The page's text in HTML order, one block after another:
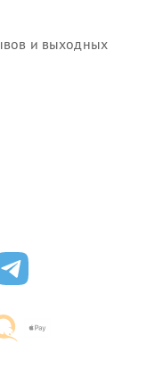
и выходных